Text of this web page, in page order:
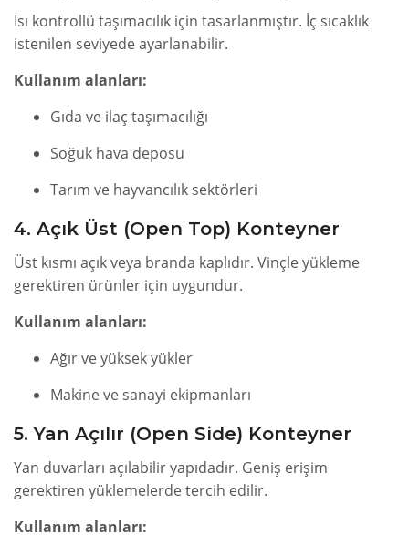
Isı kontrollü taşımacılık için tasarlanmıştır. İç sıcaklık
istenilen seviyede ayarlanabilir.
Kullanım alanları:
Gıda ve ilaç taşımacılığı
Soğuk hava deposu
Tarım ve hayvancılık sektörleri
4. Açık Üst (Open Top) Konteyner
Üst kısmı açık veya branda kaplıdır. Vinçle yükleme
gerektiren ürünler için uygundur.
Kullanım alanları:
Ağır ve yüksek yükler
Makine ve sanayi ekipmanları
5. Yan Açılır (Open Side) Konteyner
Yan duvarları açılabilir yapıdadır. Geniş erişim
gerektiren yüklemelerde tercih edilir.
Kullanım alanları: